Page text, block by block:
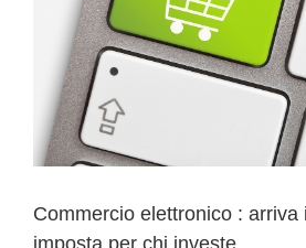
Commercio elettronico : arriva
imposta per chi investe